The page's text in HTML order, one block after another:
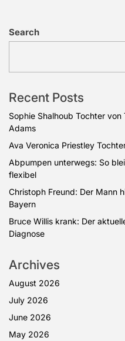
Search
Recent Posts
Sophie Shalhoub Tochter
Adams
Ava Veronica Priestley
Abpumpen unterwegs: So
flexibel
Christoph Freund: Der Mann
Bayern
Bruce Willis krank: Der
Diagnose
Archives
August 2026
July 2026
June 2026
May 2026